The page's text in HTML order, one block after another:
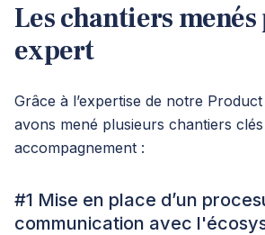
Les chantiers
expert
Grâce à l’expertise de notre
avons mené plusieurs chantiers
accompagnement :
#1 Mise en place d’un
communication avec